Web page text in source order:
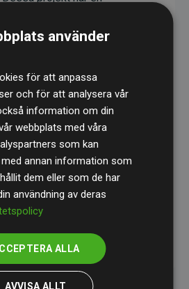
dubbelt så mycket CO₂
beräknade utsläpp.
genomGold Standard
kvalitet, faktisk klimatnytta
Du kan läsa mer om de
här.
som stöder klimatprojekt
använder
för att anpassa
och för att analysera vår
information om din
webbplats med våra
som kan
annan information som
dem eller som de har
användning av deras
ALLA
AVVISA ALLT